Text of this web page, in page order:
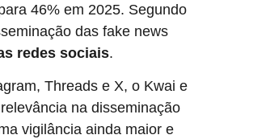
46% em 2025. Segundo
das fake news
redes sociais.
Threads e X, o Kwai e
na disseminação
vigilância ainda maior e